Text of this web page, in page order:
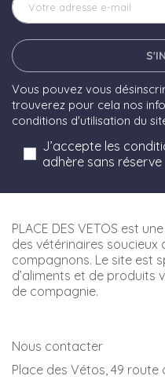
Vous pouvez vous
trouverez pour cela nos
conditions d'utilisation du
J’accepte les
adhère sans réserve
PLACE DES VETOS est
des vétérinaires soucieux
compagnons. Le site est
d’aliments et de produits
de compagnie.
Nous contacter
Place des Vétos, 49 route